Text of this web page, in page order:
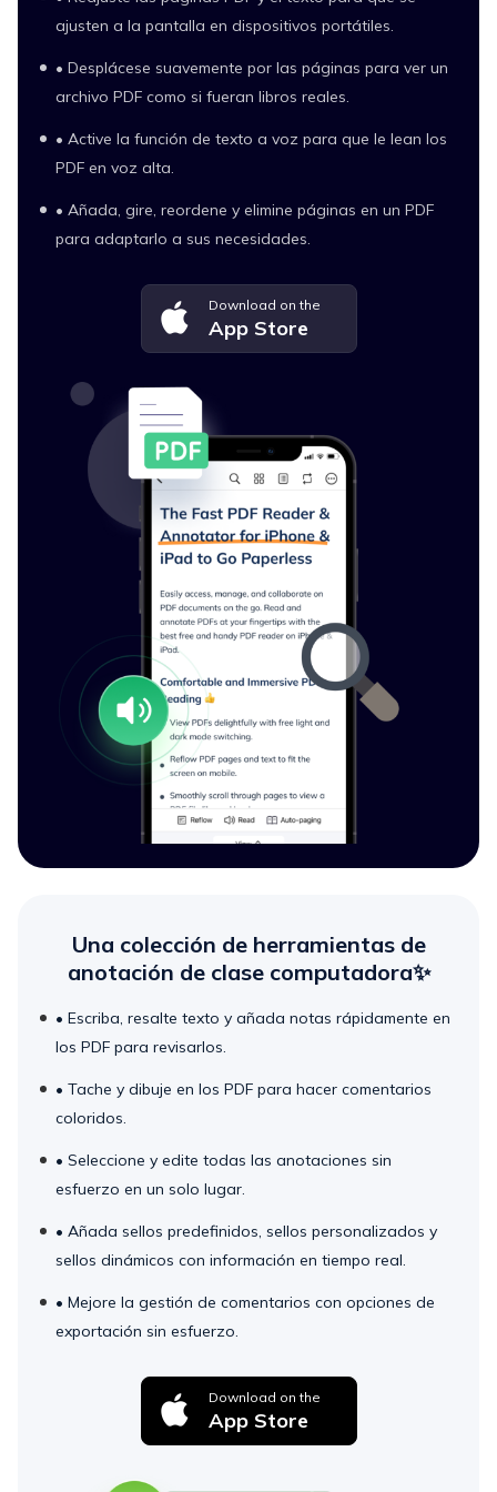
ajusten a la pantalla en dispositivos portátiles.
• Desplácese suavemente por las páginas para ver un
archivo PDF como si fueran libros reales.
• Active la función de texto a voz para que le lean los
PDF en voz alta.
• Añada, gire, reordene y elimine páginas en un PDF
para adaptarlo a sus necesidades.
Download on the
App Store
Una colección de herramientas de
anotación de clase computadora✨
• Escriba, resalte texto y añada notas rápidamente en
los PDF para revisarlos.
• Tache y dibuje en los PDF para hacer comentarios
coloridos.
• Seleccione y edite todas las anotaciones sin
esfuerzo en un solo lugar.
• Añada sellos predefinidos, sellos personalizados y
sellos dinámicos con información en tiempo real.
• Mejore la gestión de comentarios con opciones de
exportación sin esfuerzo.
Download on the
App Store